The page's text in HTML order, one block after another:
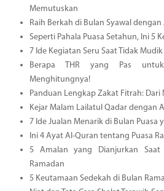
Memutuskan
Raih Berkah di Bulan Syawal dengan
Seperti Pahala Puasa Setahun, Ini 5
7 Ide Kegiatan Seru Saat Tidak
Berapa THR yang Pas
Menghitungnya!
Panduan Lengkap Zakat Fitrah: Dari
Kejar Malam Lailatul Qadar dengan
7 Ide Jualan Menarik di Bulan Puasa
Ini 4 Ayat Al-Quran tentang Puasa
5 Amalan yang Dianjurkan
Ramadan
5 Keutamaan Sedekah di Bulan